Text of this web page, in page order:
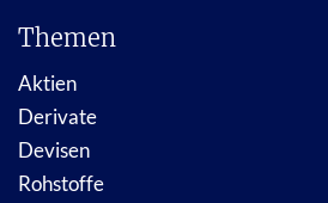
Themen
Aktien
Derivate
Devisen
Rohstoffe